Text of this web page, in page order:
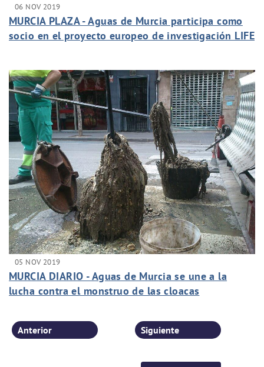
06 NOV 2019
MURCIA PLAZA - Aguas de Murcia participa como
socio en el proyecto europeo de investigación LIFE
05 NOV 2019
MURCIA DIARIO - Aguas de Murcia se une a la
lucha contra el monstruo de las cloacas
Anterior Siguiente